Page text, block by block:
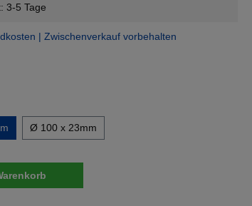
3-5 Tage
| Zwischenverkauf vorbehalten
Ø 100 x 23mm
den gewünschten Wert ein